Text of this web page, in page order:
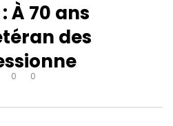
À 70 ans
des
0 0